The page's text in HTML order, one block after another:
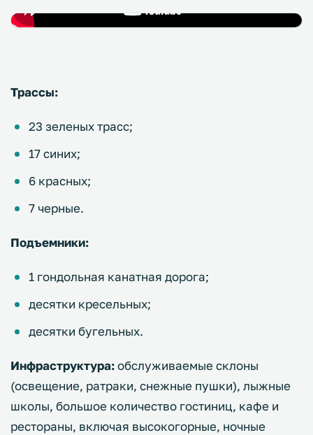
Трассы:
23 зеленых трасс;
17 синих;
6 красных;
7 черные.
Подъемники:
1 гондольная канатная дорога;
десятки кресельных;
десятки бугельных.
Инфраструктура:обслуживаемые склоны
(освещение, ратраки, снежные пушки), лыжные
школы, большое количество гостиниц, кафе и
рестораны, включая высокогорные, ночные